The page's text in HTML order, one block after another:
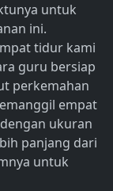
untuk
ini.
tidur kami
guru bersiap
perkemahan
empat
ukuran
panjang dari
untuk